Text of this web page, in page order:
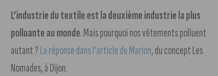
L’industrie du textile est la deuxième industrie la plus
polluante au monde. Mais pourquoi nos vêtements polluent
autant ?La réponse dans l’article de Marion, du concept Les
Nomades, à Dijon.